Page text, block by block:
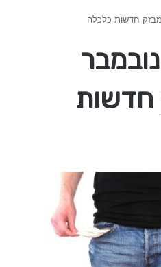
יום שבת 25 נובמבר
חדשות